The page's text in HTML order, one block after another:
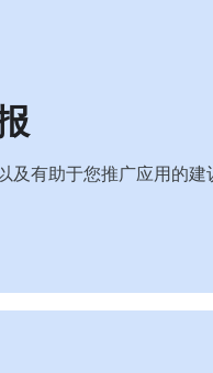
及有助于您推广应用的建